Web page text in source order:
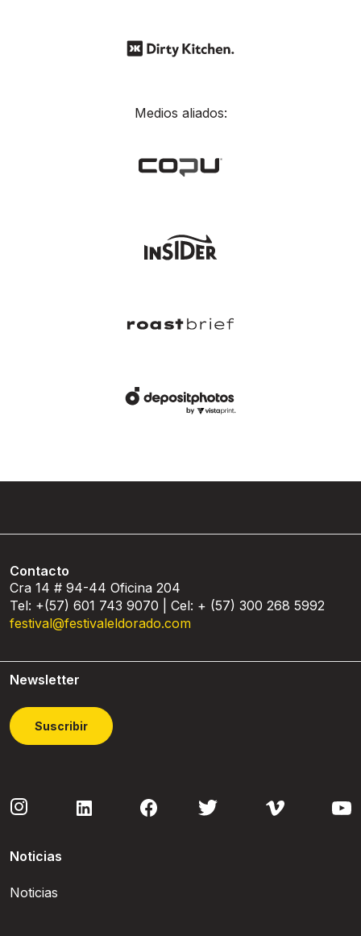
Medios aliados:
Contacto
Cra 14 # 94-44 Oficina 204
Tel: +(57) 601 743 9070 | Cel: + (57) 300 268 5992
festival@festivaleldorado.com
Newsletter
Suscribir
Noticias
Noticias